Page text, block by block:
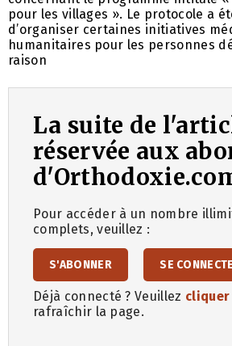
pour les villages ». Le protocole a
d’organiser certaines initiatives
humanitaires pour les personnes
raison
La suite de
réservée aux
Pour accéder à un nombre
complets, veuillez :
S'ABONNER SE
Déjà connecté ? Veuillez
rafraîchir la page.